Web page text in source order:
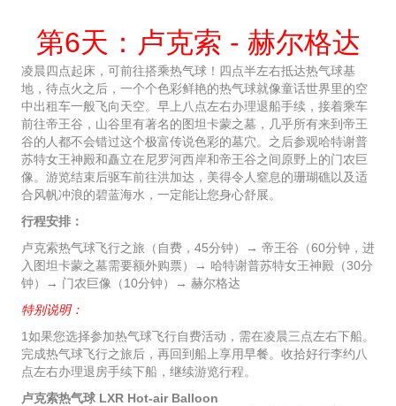
第6天：卢克索 - 赫尔格达
凌晨四点起床，可前往搭乘热气球！四点半左右抵达热气球基
地，待点火之后，一个个色彩鲜艳的热气球就像童话世界里的空
中出租车一般飞向天空。早上八点左右办理退船手续，接着乘车
前往帝王谷，山谷里有著名的图坦卡蒙之墓，几乎所有来到帝王
谷的人都不会错过这个极富传说色彩的墓穴。之后参观哈特谢普
苏特女王神殿和矗立在尼罗河西岸和帝王谷之间原野上的门农巨
像。游览结束后驱车前往洪加达，美得令人窒息的珊瑚礁以及适
合风帆冲浪的碧蓝海水，一定能让您身心舒展。
行程安排：
卢克索热气球飞行之旅（自费，45分钟）→ 帝王谷（60分钟，进
入图坦卡蒙之墓需要额外购票）→ 哈特谢普苏特女王神殿（30分
钟）→ 门农巨像（10分钟）→ 赫尔格达
特别说明：
1如果您选择参加热气球飞行自费活动，需在凌晨三点左右下船。
完成热气球飞行之旅后，再回到船上享用早餐。收拾好行李约八
点左右办理退房手续下船，继续游览行程。
卢克索热气球 LXR Hot-air Balloon